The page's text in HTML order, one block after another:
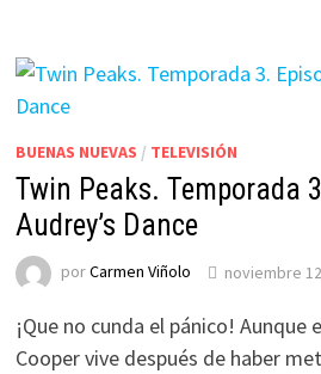
BUENAS NUEVAS / TELEVISIÓN
Twin Peaks. Temporada
Audrey’s Dance
porCarmen Viñolo noviembre
¡Que no cunda el pánico! Aunque
Cooper vive después de haber